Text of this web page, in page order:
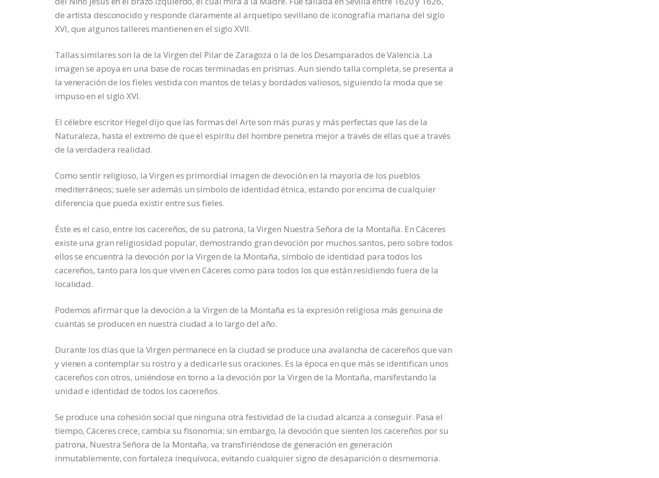
de artista desconocido y responde claramente al arquetipo sevillano de iconografía mariana del siglo
XVI, que algunos talleres mantienen en el siglo XVII.
Tallas similares son la de la Virgen del Pilar de Zaragoza o la de los Desamparados de Valencia. La
imagen se apoya en una base de rocas terminadas en prismas. Aun siendo talla completa, se presenta a
la veneración de los fieles vestida con mantos de telas y bordados valiosos, siguiendo la moda que se
impuso en el siglo XVI.
El célebre escritor Hegel dijo que las formas del Arte son más puras y más perfectas que las de la
Naturaleza, hasta el extremo de que el espíritu del hombre penetra mejor a través de ellas que a través
de la verdadera realidad.
Como sentir religioso, la Virgen es primordial imagen de devoción en la mayoría de los pueblos
mediterráneos; suele ser además un símbolo de identidad étnica, estando por encima de cualquier
diferencia que pueda existir entre sus fieles.
Éste es el caso, entre los cacereños, de su patrona, la Virgen Nuestra Señora de la Montaña. En Cáceres
existe una gran religiosidad popular, demostrando gran devoción por muchos santos, pero sobre todos
ellos se encuentra la devoción por la Virgen de la Montaña, símbolo de identidad para todos los
cacereños, tanto para los que viven en Cáceres como para todos los que están residiendo fuera de la
localidad.
Podemos afirmar que la devoción a la Virgen de la Montaña es la expresión religiosa más genuina de
cuantas se producen en nuestra ciudad a lo largo del año.
Durante los días que la Virgen permanece en la ciudad se produce una avalancha de cacereños que van
y vienen a contemplar su rostro y a dedicarle sus oraciones. Es la época en que más se identifican unos
cacereños con otros, uniéndose en torno a la devoción por la Virgen de la Montaña, manifestando la
unidad e identidad de todos los cacereños.
Se produce una cohesión social que ninguna otra festividad de la ciudad alcanza a conseguir. Pasa el
tiempo, Cáceres crece, cambia su fisonomía; sin embargo, la devoción que sienten los cacereños por su
patrona, Nuestra Señora de la Montaña, va transfiriéndose de generación en generación
inmutablemente, con fortaleza inequívoca, evitando cualquier signo de desaparición o desmemoria.